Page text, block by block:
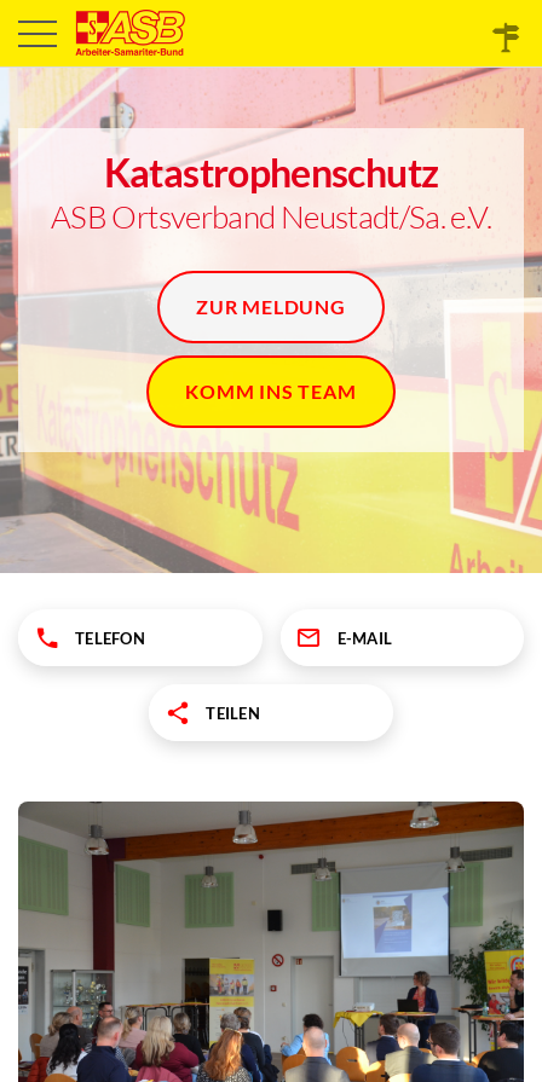
Katastrophenschutz
ASB Ortsverband Neustadt/Sa. e.V.
ZUR MELDUNG
KOMM INS TEAM
TELEFON E-MAIL
TEILEN